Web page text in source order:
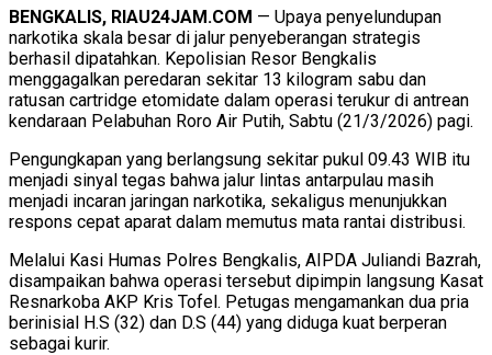
BENGKALIS, RIAU24JAM.COM — Upaya penyelundupan
narkotika skala besar di jalur penyeberangan strategis
berhasil dipatahkan. Kepolisian Resor Bengkalis
menggagalkan peredaran sekitar 13 kilogram sabu dan
ratusan cartridge etomidate dalam operasi terukur di antrean
kendaraan Pelabuhan Roro Air Putih, Sabtu (21/3/2026) pagi.
Pengungkapan yang berlangsung sekitar pukul 09.43 WIB itu
menjadi sinyal tegas bahwa jalur lintas antarpulau masih
menjadi incaran jaringan narkotika, sekaligus menunjukkan
respons cepat aparat dalam memutus mata rantai distribusi.
Melalui Kasi Humas Polres Bengkalis, AIPDA Juliandi Bazrah,
disampaikan bahwa operasi tersebut dipimpin langsung Kasat
Resnarkoba AKP Kris Tofel. Petugas mengamankan dua pria
berinisial H.S (32) dan D.S (44) yang diduga kuat berperan
sebagai kurir.